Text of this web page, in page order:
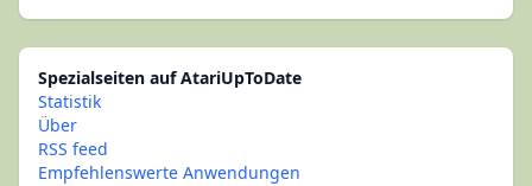
Spezialseiten auf AtariUpToDate
Statistik
Über
RSS feed
Empfehlenswerte Anwendungen